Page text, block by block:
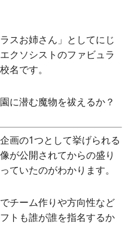
スお姉さん」としてにじ
クソシストのファビュラ
名です。
に潜む魔物を祓えるか？
画の1つとして挙げられる
が公開されてからの盛り
ていたのがわかります。
チーム作りや方向性など
トも誰が誰を指名するか